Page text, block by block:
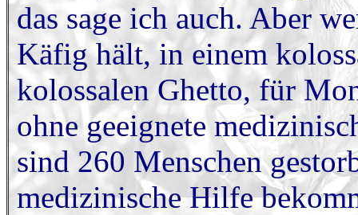
das sage ich auch. Aber
Käfig hält, in einem
kolossalen Ghetto, für
ohne geeignete
sind 260 Menschen
medizinische Hilfe